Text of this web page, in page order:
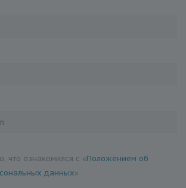
что ознакомился с «Положением об
данных»